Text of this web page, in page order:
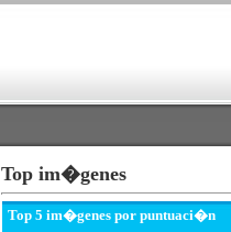
Top im�genes
Top 5 im�genes por puntuaci�n